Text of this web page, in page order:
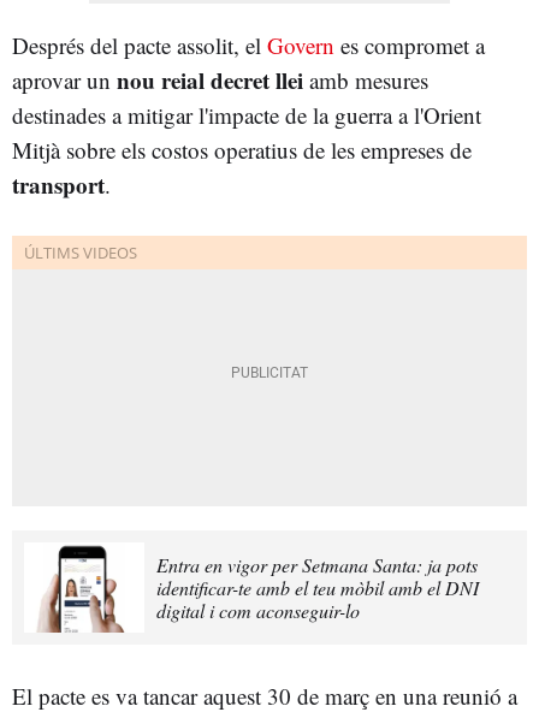
Després del pacte assolit, el Govern es compromet a
aprovar un nou reial decret llei amb mesures
destinades a mitigar l'impacte de la guerra a l'Orient
Mitjà sobre els costos operatius de les empreses de
transport.
Entra en vigor per Setmana Santa: ja pots
identificar-te amb el teu mòbil amb el DNI
digital i com aconseguir-lo
El pacte es va tancar aquest 30 de març en una reunió a